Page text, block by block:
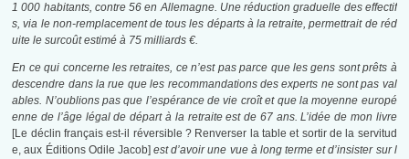
1 000 habitants, contre 56 en Allemagne. Une réduction graduelle des effectif
s, via le non-remplacement de tous les départs à la retraite, permettrait de réd
uite le surcoût estimé à 75 milliards €.
En ce qui concerne les retraites, ce n’est pas parce que les gens sont prêts à
descendre dans la rue que les recommandations des experts ne sont pas val
ables. N’oublions pas que l’espérance de vie croît et que la moyenne europé
enne de l’âge légal de départ à la retraite est de 67 ans. L’idée de mon livre
[Le déclin français est-il réversible ? Renverser la table et sortir de la servitud
e, aux Éditions Odile Jacob] est d’avoir une vue à long terme et d’insister sur l